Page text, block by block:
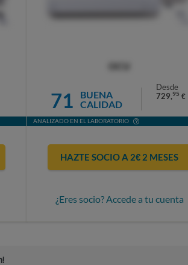
71
BUENA
CALIDAD
Desde
729,95 €
ANALIZADO EN EL LABORATORIO
HAZTE SOCIO A 2€ 2 MESES
¿Eres socio? Accede a tu cuenta